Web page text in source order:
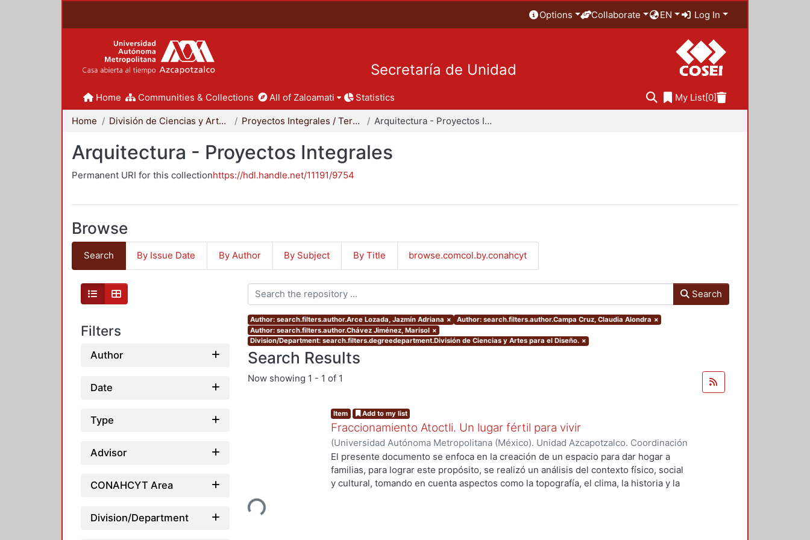
Options Collaborate EN Log In
Secretaría de Unidad
Home Communities & Collections All of Zaloamati Statistics My List[0]
Home División de Ciencias y Artes para el Diseño Proyectos Integrales / Terminales - Licenciatura Arquitectura - Proyectos Integrales
Arquitectura - Proyectos Integrales
Permanent URI for this collectionhttps://hdl.handle.net/11191/9754
Browse
Search By Issue Date By Author By Subject By Title browse.comcol.by.conahcyt
Filters
Author
Date
Type
Advisor
CONAHCYT Area
Division/Department
Search
Author: search.filters.author.Arce Lozada, Jazmín Adriana × Author: search.filters.author.Campa Cruz, Claudia Alondra ×
Author: search.filters.author.Chávez Jiménez, Marisol ×
Division/Department: search.filters.degreedepartment.División de Ciencias y Artes para el Diseño. ×
Search Results
Now showing 1 - 1 of 1
Loading...
Item Add to my list
Fraccionamiento Atoctli. Un lugar fértil para vivir
(Universidad Autónoma Metropolitana (México). Unidad Azcapotzalco. Coordinación
de Servicios de Información.,2023-06-30)Campa Cruz, Claudia Alondra;Arce
Lozada, Jazmín Adriana; Chávez Jiménez, Marisol
El presente documento se enfoca en la creación de un espacio para dar hogar a
familias, para lograr este propósito, se realizó un análisis del contexto físico, social
y cultural, tomando en cuenta aspectos como la topografía, el clima, la historia y la